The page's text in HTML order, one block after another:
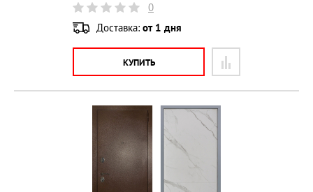
0
Доставка: от 1 дня
КУПИТЬ